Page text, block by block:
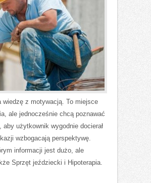
wiedzę z motywacją. To miejsce
ale jednocześnie chcą poznawać
użytkownik wygodnie docierał
wzbogacają perspektywę.
informacji jest dużo, ale
Sprzęt jeździecki i Hipoterapia.